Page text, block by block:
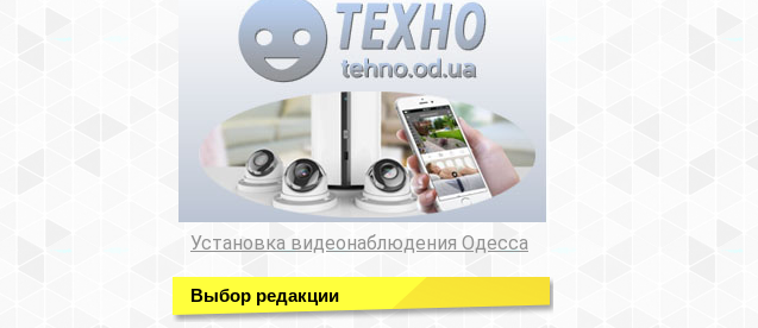
Установка видеонаблюдения Одесса
Выбор редакции